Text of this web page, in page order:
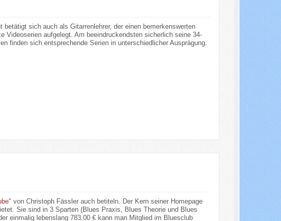
sich auch als Gitarrenlehrer, der einen bemerkenswerten
Videoserien aufgelegt. Am beeindruckendsten sicherlich seine 34-
finden sich entsprechende Serien in unterschiedlicher Ausprägung.
" von Christoph Fässler auch betiteln. Der Kern seiner Homepage
Sie sind in 3 Sparten (Blues Praxis, Blues Theorie und Blues
einmalig lebenslang 783,00 € kann man Mitglied im Bluesclub